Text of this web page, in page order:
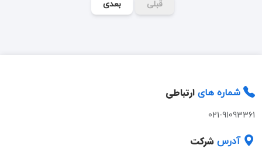
قبلی بعدی
شماره های ارتباطی
021-91093361
آدرس شرکت